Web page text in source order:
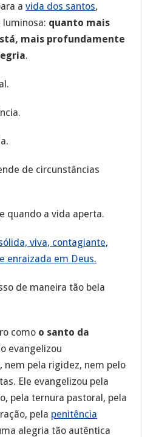
avida dos santos,
luminosa: quanto mais
mais profundamente
.
de circunstâncias
quando a vida aperta.
viva, contagiante,
enraizada em Deus.
de maneira tão bela
como o santo da
evangelizou
nem pela rigidez, nem pelo
Ele evangelizou pela
pela ternura pastoral, pela
pela penitência
alegria tão autêntica